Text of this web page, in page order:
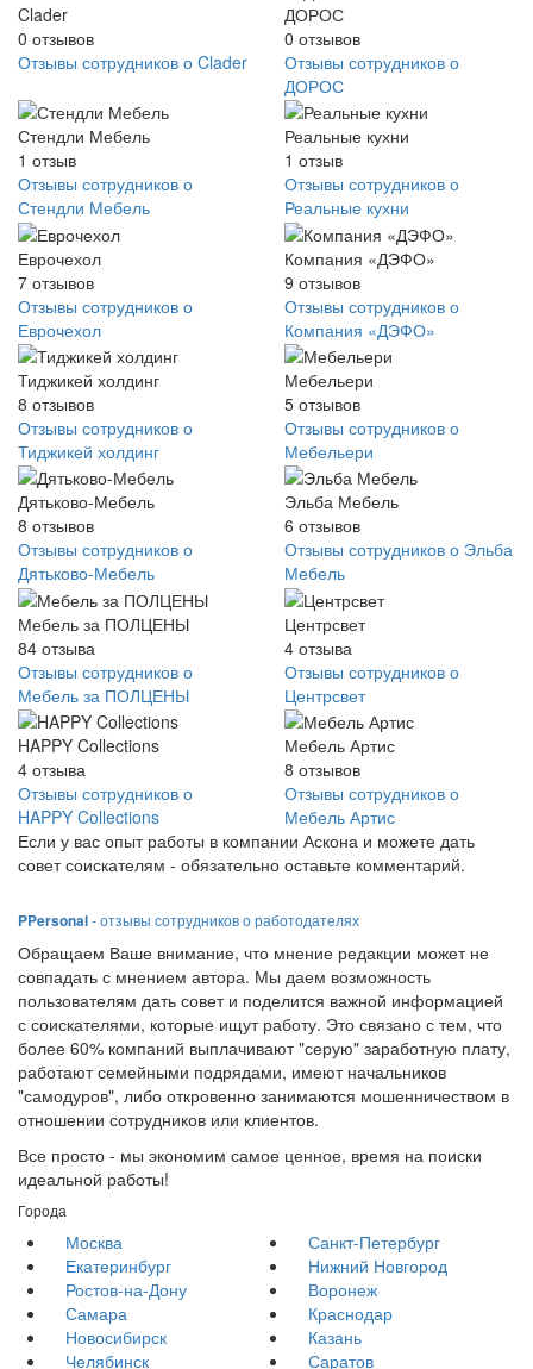
Clader
0 отзывов
Отзывы сотрудников о Clader
ДОРОС
0 отзывов
Отзывы сотрудников о
ДОРОС
Стендли Мебель
1 отзыв
Отзывы сотрудников о
Стендли Мебель
Реальные кухни
1 отзыв
Отзывы сотрудников о
Реальные кухни
Еврочехол
7 отзывов
Отзывы сотрудников о
Еврочехол
Компания «ДЭФО»
9 отзывов
Отзывы сотрудников о
Компания «ДЭФО»
Тиджикей холдинг
8 отзывов
Отзывы сотрудников о
Тиджикей холдинг
Мебельери
5 отзывов
Отзывы сотрудников о
Мебельери
Дятьково-Мебель
8 отзывов
Отзывы сотрудников о
Дятьково-Мебель
Эльба Мебель
6 отзывов
Отзывы сотрудников о Эльба
Мебель
Мебель за ПОЛЦЕНЫ
84 отзыва
Отзывы сотрудников о
Мебель за ПОЛЦЕНЫ
Центрсвет
4 отзыва
Отзывы сотрудников о
Центрсвет
HAPPY Collections
4 отзыва
Отзывы сотрудников о
HAPPY Collections
Мебель Артис
8 отзывов
Отзывы сотрудников о
Мебель Артис
Если у вас опыт работы в компании Аскона и можете дать
совет соискателям - обязательно оставьте комментарий.
PPersonal- отзывы сотрудников о работодателях
Обращаем Ваше внимание, что мнение редакции может не
совпадать с мнением автора. Мы даем возможность
пользователям дать совет и поделится важной информацией
с соискателями, которые ищут работу. Это связано с тем, что
более 60% компаний выплачивают "серую" заработную плату,
работают семейными подрядами, имеют начальников
"самодуров", либо откровенно занимаются мошенничеством в
отношении сотрудников или клиентов.
Все просто - мы экономим самое ценное, время на поиски
идеальной работы!
Города
Москва
Санкт-Петербург
Екатеринбург
Нижний Новгород
Ростов-на-Дону
Воронеж
Самара
Краснодар
Новосибирск
Казань
Челябинск
Саратов